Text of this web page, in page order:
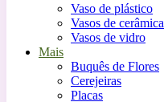
Vaso de plástico
Vasos de cerâmica
Vasos de vidro
Mais
Buquês de Flores
Cerejeiras
Placas